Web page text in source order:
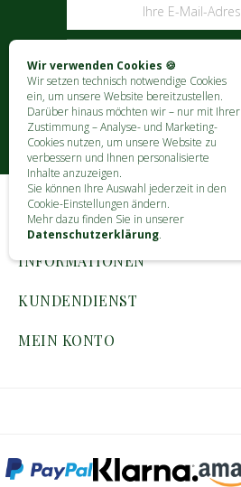
Wir verwenden Cookies 🍪
Wir setzen technisch notwendige Cookies
ein, um unsere Website bereitzustellen.
Darüber hinaus möchten wir – nur mit Ihrer
Zustimmung – Analyse- und Marketing-
Cookies nutzen, um unsere Website zu
verbessern und Ihnen personalisierte
Inhalte anzuzeigen.
Sie können Ihre Auswahl jederzeit in den
Cookie-Einstellungen ändern.
Mehr dazu finden Sie in unserer
Datenschutzerklärung.
KONTAKT
INFORMATIONEN
KUNDENDIENST
MEIN KONTO